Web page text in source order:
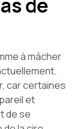
de
à mâcher
car certaines
et
de se